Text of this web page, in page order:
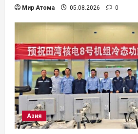
Мир Атома 05.08.2026 0
Азия